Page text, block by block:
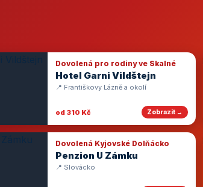
Dovolená pro rodiny ve Skalné
Hotel Garni Vildštejn
📍 Františkovy Lázně a okolí
od 310 Kč Zobrazit →
Dovolená Kyjovské Dolňácko
Penzion U Zámku
📍 Slovácko